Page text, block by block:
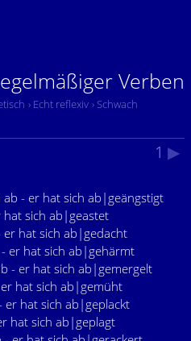
Verben
› Echt reflexiv › Schwach
1 ▶
- er hat sich ab|geängstigt
hat sich ab|geastet
er hat sich ab|gedacht
er hat sich ab|gehärmt
- er hat sich ab|gemergelt
hat sich ab|gemüht
er hat sich ab|geplackt
hat sich ab|geplagt